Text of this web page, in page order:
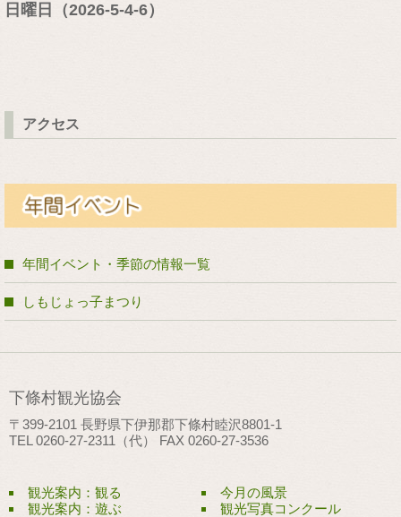
日曜日（2026-5-4-6）
アクセス
年間イベント・季節の情報一覧
しもじょっ子まつり
下條村観光協会
〒399-2101 長野県下伊那郡下條村睦沢8801-1
TEL 0260-27-2311（代） FAX 0260-27-3536
観光案内：観る
観光案内：遊ぶ
今月の風景
観光写真コンクール